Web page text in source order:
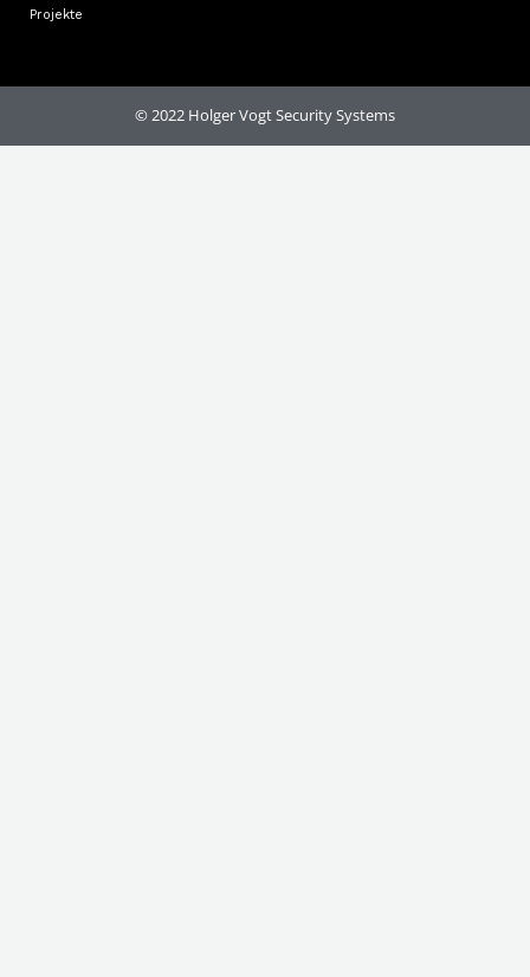
Projekte
© 2022 Holger Vogt Security Systems